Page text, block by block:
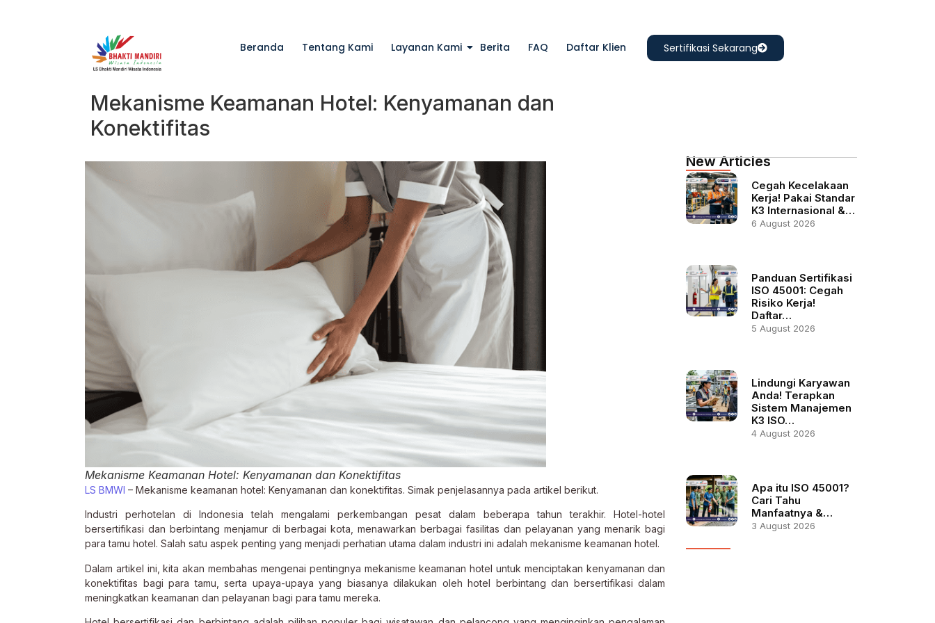
Beranda Tentang Kami Layanan Kami Berita FAQ Daftar Klien Sertifikasi Sekarang
Mekanisme Keamanan Hotel: Kenyamanan dan
Konektifitas
Mekanisme Keamanan Hotel: Kenyamanan dan Konektifitas
LS BMWI – Mekanisme keamanan hotel: Kenyamanan dan konektifitas. Simak penjelasannya pada artikel berikut.
Industri perhotelan di Indonesia telah mengalami perkembangan pesat dalam beberapa tahun terakhir. Hotel-hotel
bersertifikasi dan berbintang menjamur di berbagai kota, menawarkan berbagai fasilitas dan pelayanan yang menarik bagi
para tamu hotel. Salah satu aspek penting yang menjadi perhatian utama dalam industri ini adalah mekanisme keamanan hotel.
Dalam artikel ini, kita akan membahas mengenai pentingnya mekanisme keamanan hotel untuk menciptakan kenyamanan dan
konektifitas bagi para tamu, serta upaya-upaya yang biasanya dilakukan oleh hotel berbintang dan bersertifikasi dalam
meningkatkan keamanan dan pelayanan bagi para tamu mereka.
New Articles
Cegah Kecelakaan
Kerja! Pakai Standar
K3 Internasional &…
6 August 2026
Panduan Sertifikasi
ISO 45001: Cegah
Risiko Kerja!
Daftar…
5 August 2026
Lindungi Karyawan
Anda! Terapkan
Sistem Manajemen
K3 ISO…
4 August 2026
Apa itu ISO 45001?
Cari Tahu
Manfaatnya &…
3 August 2026